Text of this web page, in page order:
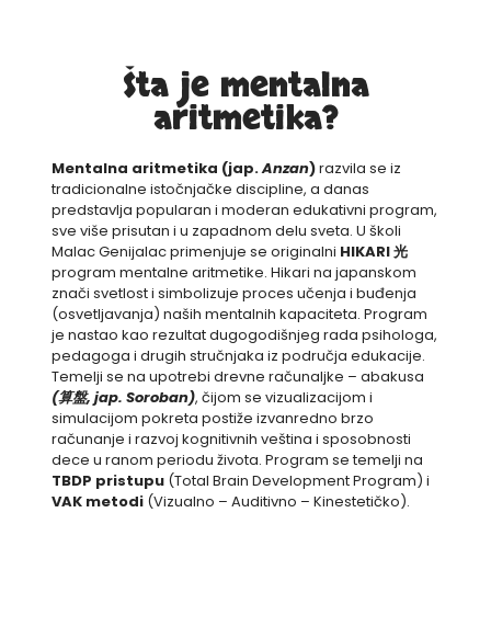
Šta je mentalna
aritmetika?
Mentalna aritmetika (jap.Anzan)razvila se iz
tradicionalne istočnjačke discipline, a danas
predstavlja popularan i moderan edukativni program,
sve više prisutan i u zapadnom delu sveta. U školi
Malac Genijalac primenjuje se originalni HIKARI 光
program mentalne aritmetike. Hikari na japanskom
znači svetlost i simbolizuje proces učenja i buđenja
(osvetljavanja) naših mentalnih kapaciteta. Program
je nastao kao rezultat dugogodišnjeg rada psihologa,
pedagoga i drugih stručnjaka iz područja edukacije.
Temelji se na upotrebi drevne računaljke – abakusa
(算盤, jap. Soroban), čijom se vizualizacijom i
simulacijom pokreta postiže izvanredno brzo
računanje i razvoj kognitivnih veština i sposobnosti
dece u ranom periodu života. Program se temelji na
TBDP pristupu(Total Brain Development Program) i
VAK metodi(Vizualno – Auditivno – Kinestetičko).